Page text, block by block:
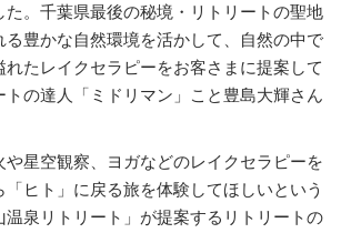
た。千葉県最後の秘境・リトリートの聖地
る豊かな自然環境を活かして、自然の中で
たレイクセラピーをお客さまに提案して
トの達人「ミドリマン」こと豊島大輝さん
星空観察、ヨガなどのレイクセラピーを
ヒト」に戻る旅を体験してほしいという
温泉リトリート」が提案するリトリートの